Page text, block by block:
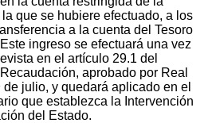
que se hubiere efectuado, a los
a la cuenta del Tesoro
ingreso se efectuará una vez
en el artículo 29.1 del
aprobado por Real
julio, y quedará aplicado en el
que establezca la Intervención
del Estado.